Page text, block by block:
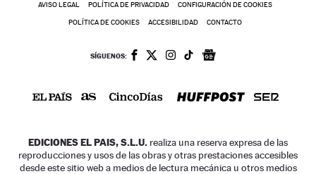
AVISO LEGAL POLÍTICA DE PRIVACIDAD CONFIGURACIÓN DE COOKIES
POLÍTICA DE COOKIES ACCESIBILIDAD CONTACTO
SÍGUENOS:
EDICIONES EL PAIS, S.L.U. realiza una reserva expresa de las
reproducciones y usos de las obras y otras prestaciones accesibles
desde este sitio web a medios de lectura mecánica u otros medios